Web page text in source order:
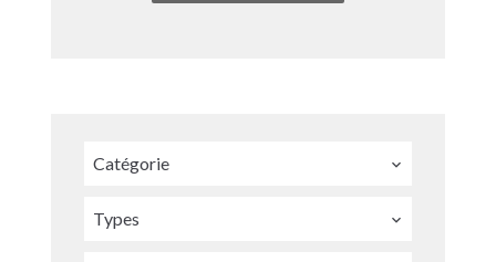
Catégorie
Types